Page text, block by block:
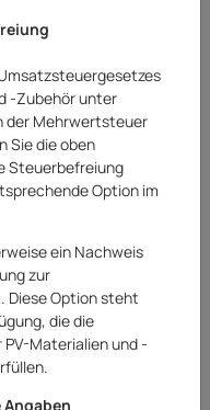
Funkschalter
SH4-99650
-Zubehör unter
der Mehrwertsteuer
Sie die oben
Steuerbefreiung
Option im
ein Nachweis
zur
Option steht
die die
Materialien und -